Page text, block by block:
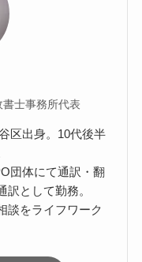
士事務所代表
区出身。10代後半
団体にて通訳・翻
として勤務。
談をライフワーク